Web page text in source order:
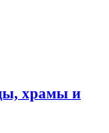
храмы и